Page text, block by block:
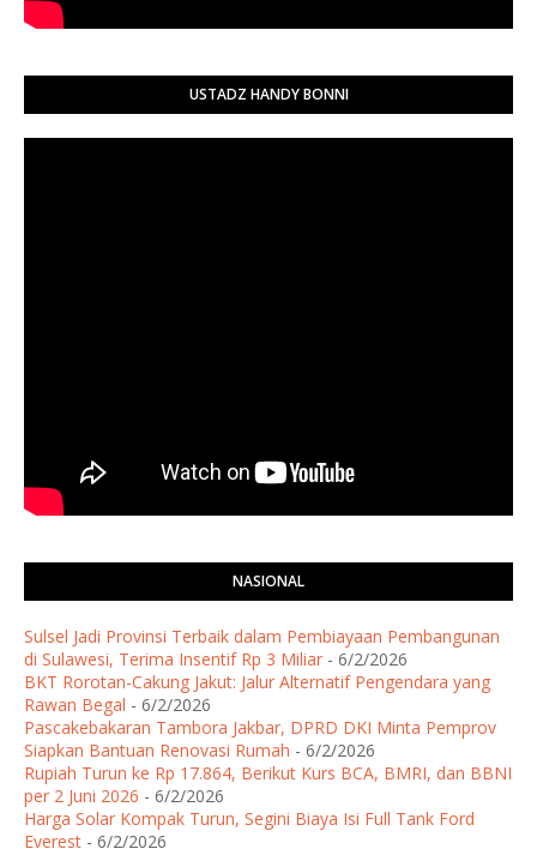
USTADZ HANDY BONNI
NASIONAL
Sulsel Jadi Provinsi Terbaik dalam Pembiayaan Pembangunan
di Sulawesi, Terima Insentif Rp 3 Miliar - 6/2/2026
BKT Rorotan-Cakung Jakut: Jalur Alternatif Pengendara yang
Rawan Begal - 6/2/2026
Pascakebakaran Tambora Jakbar, DPRD DKI Minta Pemprov
Siapkan Bantuan Renovasi Rumah - 6/2/2026
Rupiah Turun ke Rp 17.864, Berikut Kurs BCA, BMRI, dan BBNI
per 2 Juni 2026 - 6/2/2026
Harga Solar Kompak Turun, Segini Biaya Isi Full Tank Ford
Everest - 6/2/2026